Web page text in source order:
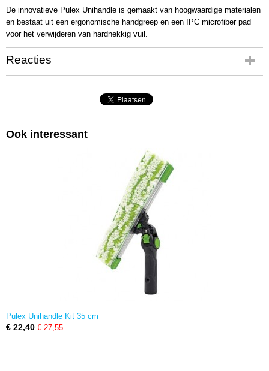
De innovatieve Pulex Unihandle is gemaakt van hoogwaardige materialen
en bestaat uit een ergonomische handgreep en een IPC microfiber pad
voor het verwijderen van hardnekkig vuil.
Reacties
Ook interessant
Pulex Unihandle Kit 35 cm
€ 22,40 € 27,55